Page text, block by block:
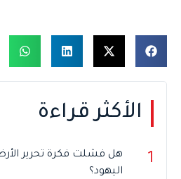
الأكثر قراءة
1
هل فشلت فكرة تحرير
اليهود؟